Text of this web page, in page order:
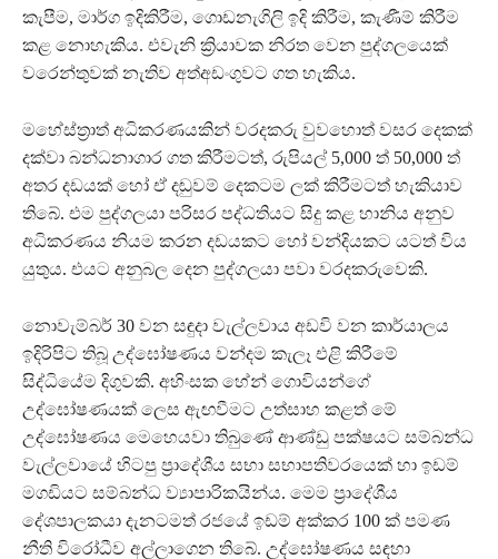
කැපීම, මාර්ග ඉදිකිරීම, ගොඩනැගිලි ඉදි කිරීම, කැණීම් කිරීම
කළ නොහැකිය. එවැනි ක්‍රියාවක නිරත වෙන පුද්ගලයෙක්
වරෙන්තුවක් නැතිව අත්අඩංගුවට ගත හැකිය.
මහේස්ත්‍රාත් අධිකරණයකින් වරදකරු වුවහොත් වසර දෙකක්
දක්වා බන්ධනාගාර ගත කිරීමටත්, රුපියල් 5,000 ත් 50,000 ත්
අතර දඩයක් හෝ ඒ දඬුවම් දෙකටම ලක් කිරීමටත් හැකියාව
තිබේ. එම පුද්ගලයා පරිසර පද්ධතියට සිදු කළ හානිය අනුව
අධිකරණය නියම කරන දඩයකට හෝ වන්දියකට යටත් විය
යුතුය. එයට අනුබල දෙන පුද්ගලයා පවා වරදකරුවෙකි.
නොවැම්බර් 30 වන සඳුදා වැල්ලවාය අඩවි වන කාර්යාලය
ඉදිරිපිට තිබූ උද්ඝෝෂණය වන්දම කැලෑ එළි කිරීමේ
සිද්ධියේම දිගුවකි. අහිංසක හේන් ගොවියන්ගේ
උද්ඝෝෂණයක් ලෙස ඇඟවීමට උත්සාහ කළත් මේ
උද්ඝෝෂණය මෙහෙයවා තිබුණේ ආණ්ඩු පක්ෂයට සම්බන්ධ
වැල්ලවායේ හිටපු ප්‍රාදේශීය සභා සභාපතිවරයෙක් හා ඉඩම්
මගඩියට සම්බන්ධ ව්‍යාපාරිකයින්ය. මෙම ප්‍රාදේශීය
දේශපාලකයා දැනටමත් රජයේ ඉඩම් අක්කර 100 ක් පමණ
නීති විරෝධීව අල්ලාගෙන තිබේ. උද්ඝෝෂණය සඳහා